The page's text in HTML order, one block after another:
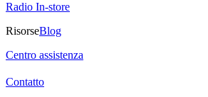
Radio In-store
RisorseBlog
Centro assistenza
Contatto